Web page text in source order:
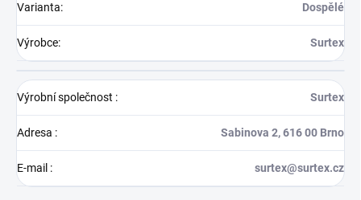
Varianta: Dospělé
Výrobce: Surtex
Výrobní společnost : Surtex
Adresa : Sabinova 2, 616 00 Brno
E-mail : surtex@surtex.cz